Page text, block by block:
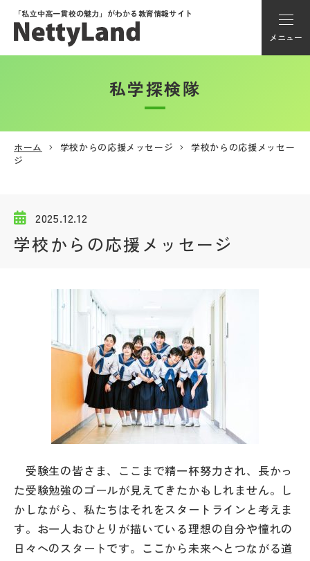
「私立中高一貫校の魅力」がわかる教育情報サイト
メニュー
アカウント登録
メニュー
学校動画
私学探検隊
帰国生受験情報
説明会・イベント情報
学校HP最新情報
特集
私学探検隊
ホーム 学校からの応援メッセージ
学校からの応援メッセー
ジ
2025.12.12
学校からの応援メッセージ
受験生の皆さま、ここまで精一杯努力され、長かっ
た受験勉強のゴールが見えてきたかもしれません。し
かしながら、私たちはそれをスタートラインと考えま
す。お一人おひとりが描いている理想の自分や憧れの
日々へのスタートです。ここから未来へとつながる道